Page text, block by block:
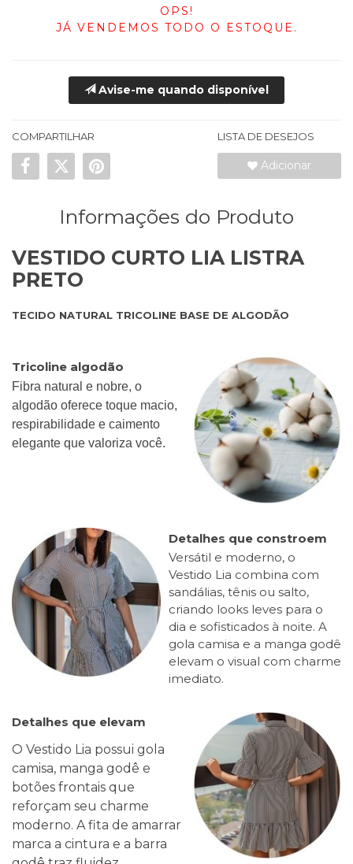
OPS!
JÁ VENDEMOS TODO O ESTOQUE.
Avise-me quando disponível
COMPARTILHAR LISTA DE DESEJOS
Adicionar
Informações do Produto
VESTIDO CURTO LIA LISTRA
PRETO
TECIDO NATURAL TRICOLINE BASE DE ALGODÃO
Tricoline algodão
Fibra natural e nobre, o
algodão oferece toque macio,
respirabilidade e caimento
elegante que valoriza você.
Detalhes que constroem
Versátil e moderno, o
Vestido Lia combina com
sandálias, tênis ou salto,
criando looks leves para o
dia e sofisticados à noite. A
gola camisa e a manga godê
elevam o visual com charme
imediato.
Detalhes que elevam
O Vestido Lia possui gola
camisa, manga godê e
botões frontais que
reforçam seu charme
moderno. A fita de amarrar
marca a cintura e a barra